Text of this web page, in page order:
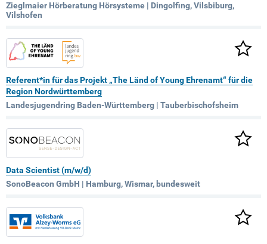
Zieglmaier Hörberatung Hörsysteme | Dingolfing, Vilsbiburg,
Vilshofen
Referent*in für das Projekt „The Länd of Young Ehrenamt“ für die
Region Nordwürttemberg
Landesjugendring Baden-Württemberg | Tauberbischofsheim
Data Scientist (m/w/d)
SonoBeacon GmbH | Hamburg, Wismar, bundesweit